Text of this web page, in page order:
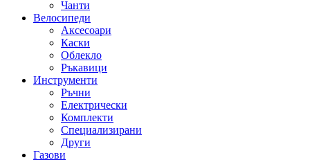
Чанти
Велосипеди
Аксесоари
Каски
Облекло
Ръкавици
Инструменти
Ръчни
Електрически
Комплекти
Специализирани
Други
Газови